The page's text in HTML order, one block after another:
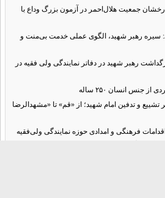
جمعیت هلال‌احمر در آزمون بزرگ وداع با
سیره رهبر شهید، الگوی عملی خدمت بی‌منت و
۴۰ مراسم بزرگداشت رهبر شهید در دفاتر نمایندگی ولی فقیه در
جنس انسان ۲۵۰ ساله
و تدفین امام شهید؛ از «قم» تا «مشهدالرضا
فرهنگی و امدادی حوزه نمایندگی ولی‌فقیه